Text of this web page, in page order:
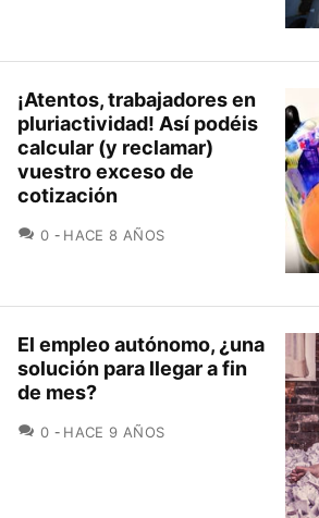
¡Atentos, trabajadores en
pluriactividad! Así podéis
calcular (y reclamar)
vuestro exceso de
cotización
0 COMENTARIOS
HACE 8 AÑOS
El empleo autónomo, ¿una
solución para llegar a fin
de mes?
0 COMENTARIOS
HACE 9 AÑOS